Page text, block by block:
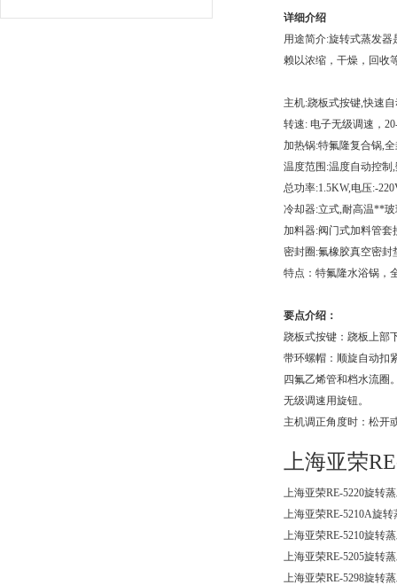
详细介绍
用途简介:旋转式蒸发
赖以浓缩，干燥，回收
主机:跷板式按键,快速
转速: 电子无级调速，
加热锅:特氟隆复合锅,
温度范围:温度自动控制
总功率:1.5KW,电压:-
冷却器:立式,耐高温**
加料器:阀门式加料管套
密封圈:氟橡胶真空密封
特点：特氟隆水浴锅，
要点介绍：
跷板式按键：跷板上部
带环螺帽：顺旋自动扣
四氟乙烯管和档水流圈
无级调速用旋钮。
主机调正角度时：松开
上海亚荣
上海亚荣RE-5220旋转
上海亚荣RE-5210A旋
上海亚荣RE-5210旋转
上海亚荣RE-5205旋转
上海亚荣RE-5298旋转